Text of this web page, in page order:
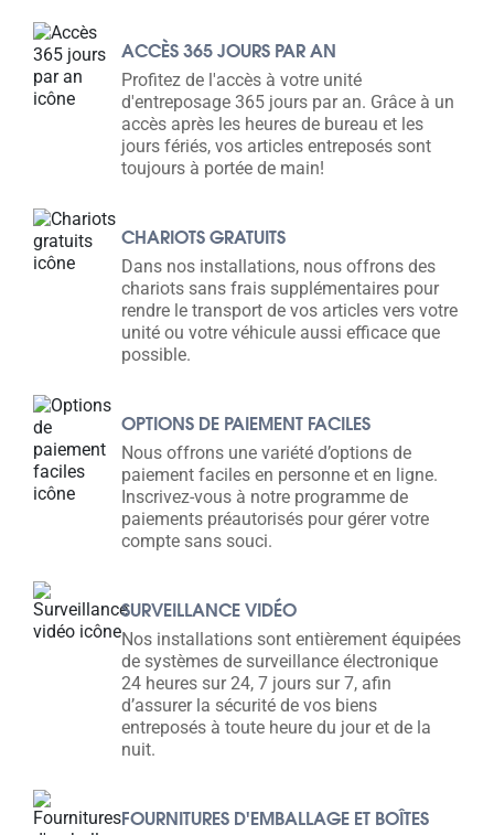
ACCÈS 365 JOURS PAR AN
Profitez de l'accès à votre unité
d'entreposage 365 jours par an. Grâce à un
accès après les heures de bureau et les
jours fériés, vos articles entreposés sont
toujours à portée de main!
CHARIOTS GRATUITS
Dans nos installations, nous offrons des
chariots sans frais supplémentaires pour
rendre le transport de vos articles vers votre
unité ou votre véhicule aussi efficace que
possible.
OPTIONS DE PAIEMENT FACILES
Nous offrons une variété d’options de
paiement faciles en personne et en ligne.
Inscrivez-vous à notre programme de
paiements préautorisés pour gérer votre
compte sans souci.
SURVEILLANCE VIDÉO
Nos installations sont entièrement équipées
de systèmes de surveillance électronique
24 heures sur 24, 7 jours sur 7, afin
d’assurer la sécurité de vos biens
entreposés à toute heure du jour et de la
nuit.
FOURNITURES D'EMBALLAGE ET BOÎTES